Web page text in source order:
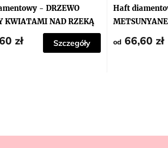
- DRZEWO
KWIATAMI NAD RZEKĄ
zł Szczegóły
Haft
METSUNYANE
od 66,60 zł